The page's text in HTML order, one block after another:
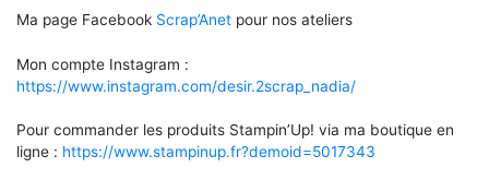
Ma page Facebook Scrap’Anet pour nos ateliers
Mon compte Instagram :
https://www.instagram.com/desir.2scrap_nadia/
Pour commander les produits Stampin’Up! via ma boutique en
ligne : https://www.stampinup.fr?demoid=5017343